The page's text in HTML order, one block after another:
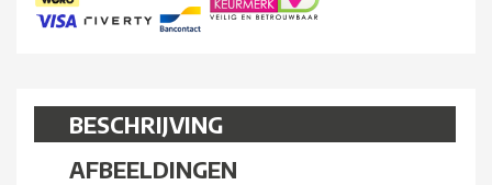
BESCHRIJVING
AFBEELDINGEN